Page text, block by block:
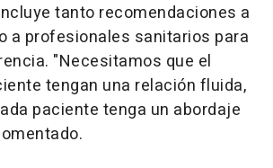
tanto recomendaciones a
a profesionales sanitarios para
"Necesitamos que el
tengan una relación fluida,
paciente tenga un abordaje